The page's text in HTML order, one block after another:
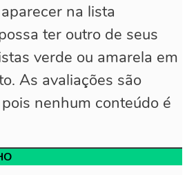
na lista
ter outro de seus
verde ou amarela em
As avaliações são
nenhum conteúdo é